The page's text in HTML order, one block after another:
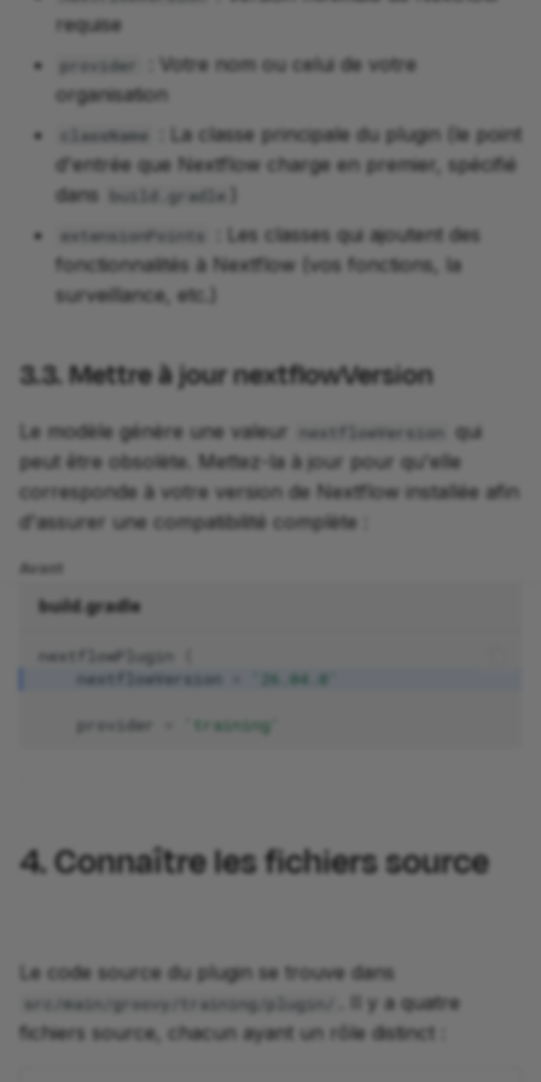
requise
provider
: Votre nom ou celui de votre
organisation
className
: La classe principale du plugin (le point
d'entrée que Nextflow charge en premier, spécifié
dans
build.gradle
extensionPoints
: Les classes qui ajoutent des
fonctionnalités à Nextflow (vos fonctions, la
surveillance, etc.)
3.3. Mettre à jour nextflowVersion
Le modèle génère une valeur nextflowVersion
qui
peut être obsolète. Mettez-la à jour pour qu'elle
corresponde à votre version de Nextflow installée afin
d'assurer une compatibilité complète :
Avant
build.gradle
nextflowPlugin
nextflowVersion
'26.04.0'
provider 'training'
4. Connaître les fichiers source
Le code source du plugin se trouve dans
src/main/groovy/training/plugin/
. Il y a quatre
fichiers source, chacun ayant un rôle distinct :